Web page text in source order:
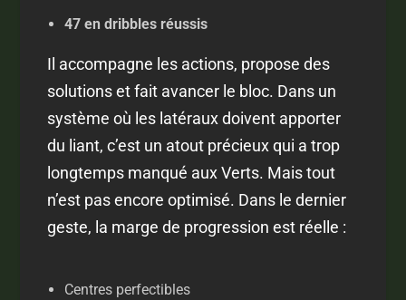
47 en dribbles réussis
Il accompagne les actions, propose des
solutions et fait avancer le bloc. Dans un
système où les latéraux doivent apporter
du liant, c’est un atout précieux qui a trop
longtemps manqué aux Verts. Mais tout
n’est pas encore optimisé. Dans le dernier
geste, la marge de progression est réelle :
Centres perfectibles